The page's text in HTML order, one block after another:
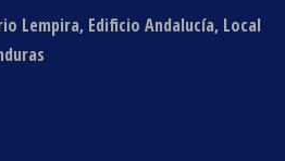
Lempira, Edificio Andalucía, Local